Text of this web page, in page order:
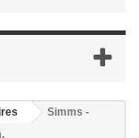
Simms -